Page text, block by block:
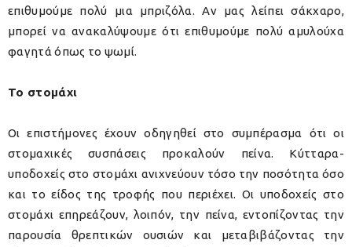
επιθυμούμε πολύ μια μπριζόλα. Αν μας λείπει σάκχαρο,
μπορεί να ανακαλύψουμε ότι επιθυμούμε πολύ αμυλούχα
φαγητά όπως το ψωμί.
Το στομάχι
Οι επιστήμονες έχουν οδηγηθεί στο συμπέρασμα ότι οι
στομαχικές συσπάσεις προκαλούν πείνα. Κύτταρα-
υποδοχείς στο στομάχι ανιχνεύουν τόσο την ποσότητα όσο
και το είδος της τροφής που περιέχει. Οι υποδοχείς στο
στομάχι επηρεάζουν, λοιπόν, την πείνα, εντοπίζοντας την
παρουσία θρεπτικών ουσιών και μεταβιβάζοντας την